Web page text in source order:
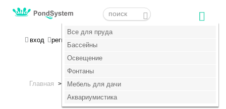
Все для пруда
Бассейны
Освещение
Фонтаны
Мебель для дачи
Аквариумистика
Все для пруда
Бассейны
Освещение
Фонтаны
Мебель для дачи
Аквариумистика
вход регистрация
+7 (495) 647-14-07
Главная > Фонтаны > Комплектующие для фонтанов